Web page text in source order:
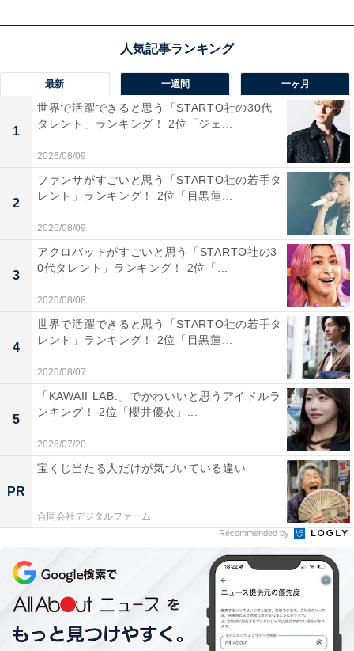
れるかと思う」（宮城県／30代女性）、「素敵な歌声を
代女性）、「BTSのように、きっかけさえあれば、世界
中の人々に人気が出る逸材だと思います」（青森県／50
代女性）などのコメントが寄せられました。
1位：ジェシー
最新 一週間 一ヶ月
1
世界で活躍できると思う「STARTO社の30代
タレント」ランキング！ 2位「ジェ...
2026/08/09
2
ファンサがすごいと思う「STARTO社の若手タ
レント」ランキング！ 2位「目黒蓮...
2026/08/09
3
アクロバットがすごいと思う「STARTO社の3
0代タレント」ランキング！ 2位「...
2026/08/08
4
世界で活躍できると思う「STARTO社の若手タ
レント」ランキング！ 2位「目黒蓮...
2026/08/07
5
「KAWAII LAB.」でかわいいと思うアイドルラ
ンキング！ 2位「櫻井優衣」...
2026/07/20
PR
宝くじ当たる人だけが気づいている違い
合同会社デジタルファーム
Recommended by